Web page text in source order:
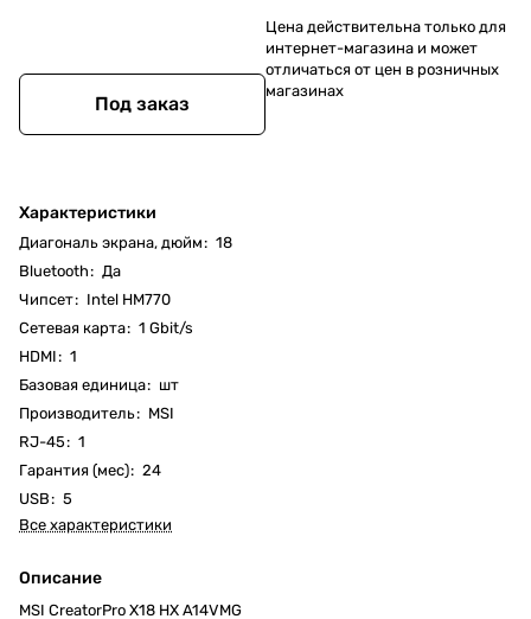
Под заказ
Характеристики
Диагональ экрана, дюйм: 18
Bluetooth: Да
Чипсет: Intel HM770
Cетевая карта: 1 Gbit/s
HDMI: 1
Базовая единица: шт
Производитель: MSI
RJ-45: 1
Гарантия (мес): 24
USB: 5
Все характеристики
Описание
MSI CreatorPro X18 HX A14VMG
Цена действительна только для
интернет-магазина и может
отличаться от цен в розничных
магазинах